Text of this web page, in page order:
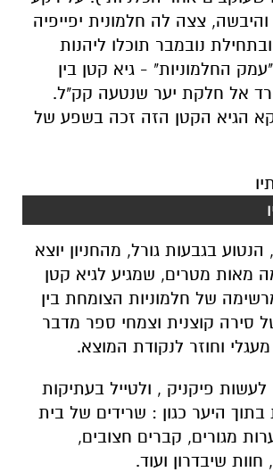
צצה לה חלמונית יפייפיה
נובמבר תוכלו ליהנות
החלמוניות" - גיא קטן בין
אל חלקת יער שנטעה קק"ל.
הגיא הקטן הזה זכה בשפע של
בגבעות גורל, מהחניון יוצא
מאות מטרים, שמגיע לגיא קטן
של חלמוניות הצומחת בין
סירה קוצנית וצמחי ספר מדבר
וחוזר לנקודת המוצא.
לעשות פיקניק , ולטייל בעתיקות
בתוך היער כגון : שרידים של בית
מגורים, קברים חצובים,
שיבדרון ועוד.